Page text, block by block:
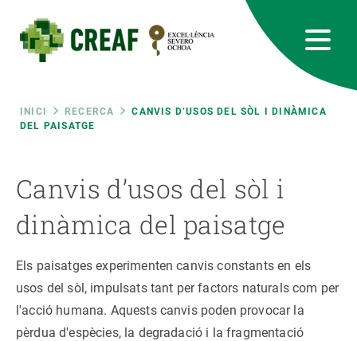
contingut
Fil
d'ariadna
INICI RECERCA
CANVIS D’USOS DEL SÒL I DINÀMICA
DEL PAISATGE
Canvis d’usos del sòl i
dinàmica del paisatge
Els paisatges experimenten canvis constants en els
usos del sòl, impulsats tant per factors naturals com per
l'acció humana. Aquests canvis poden provocar la
pèrdua d'espècies, la degradació i la fragmentació
RRSS
responsive
Responsive
menu
RECERCA
CIÈNCIA EN ACCIÓ